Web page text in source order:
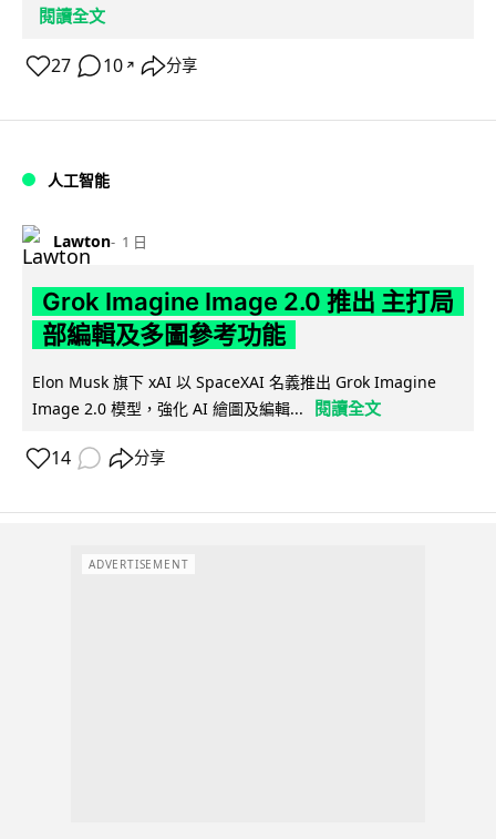
閱讀全文
27 10 ↗ 分享
人工智能
Lawton 1 日
Grok Imagine Image 2.0 推出 主打局
部編輯及多圖參考功能
Elon Musk 旗下 xAI 以 SpaceXAI 名義推出 Grok Imagine
Image 2.0 模型，強化 AI 繪圖及編輯...
閱讀全文
14 分享
ADVERTISEMENT